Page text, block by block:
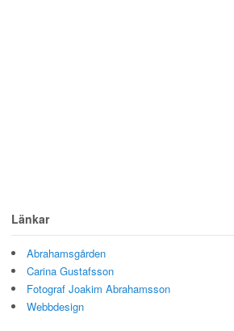
Länkar
Abrahamsgården
Carina Gustafsson
Fotograf Joakim Abrahamsson
Webbdesign